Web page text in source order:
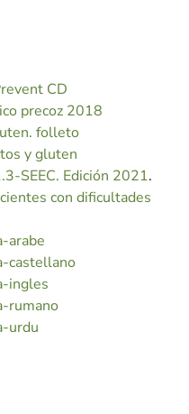
CD
precoz 2018
folleto
y gluten
SEEC. Edición 2021.
con dificultades
arabe
castellano
ingles
rumano
urdu